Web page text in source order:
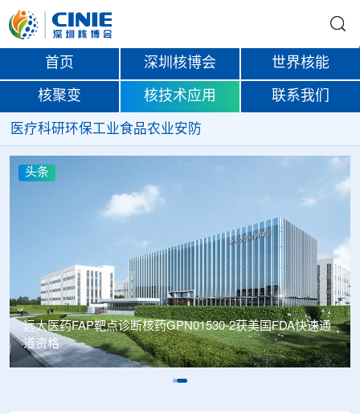
首页 深圳核博会 世界核能
核聚变 核技术应用 联系我们
医疗科研环保工业食品农业安防
速通
南华大学罗文教授团队在核天体物理p-核素核合成研究
取得重要进展